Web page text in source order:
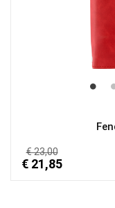
€ 23,00
€ 21,85